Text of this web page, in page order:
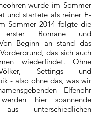
wurde im Sommer
und startete als reiner E-
Sommer 2014 folgte die
erster Romane und
Beginn an stand das
das sich auch
wiederfindet. Ohne
Settings und
- also ohne das, was wir
Elfenohr
hier spannende
aus unterschiedlichen